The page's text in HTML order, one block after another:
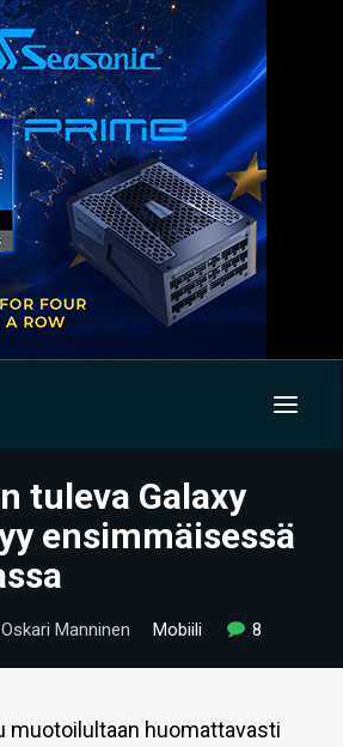
tuleva Galaxy
ensimmäisessä
Oskari Manninen Mobiili 8
muotoilultaan huomattavasti